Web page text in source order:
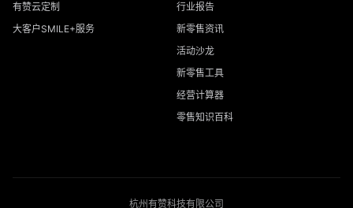
有赞云定制
大客户SMILE+服务
行业报告
新零售资讯
活动沙龙
新零售工具
经营计算器
零售知识百科
杭州有赞科技有限公司